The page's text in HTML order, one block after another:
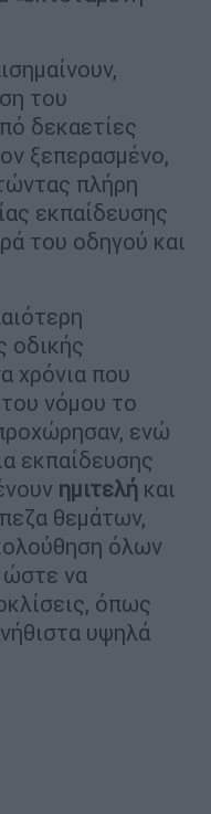
του
δεκαετίες
ξεπερασμένο,
πλήρη
εκπαίδευσης
του οδηγού και
οδικής
χρόνια που
νόμου το
ενώ
εκπαίδευσης
ημιτελή και
θεμάτων,
όλων
να
όπως
υψηλά